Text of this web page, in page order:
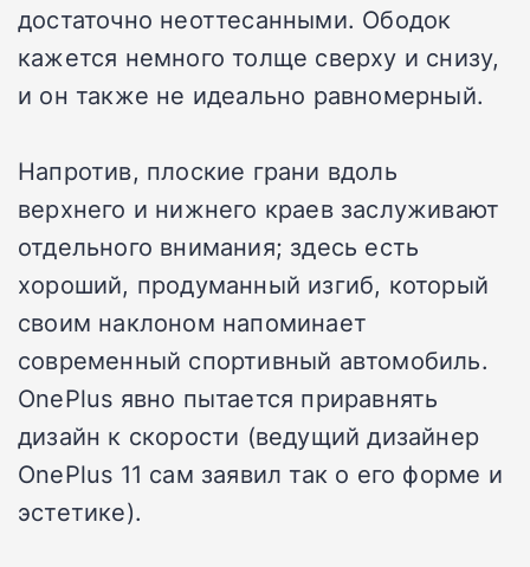
достаточно неоттесанными. Ободок
кажется немного толще сверху и снизу,
и он также не идеально равномерный.
Напротив, плоские грани вдоль
верхнего и нижнего краев заслуживают
отдельного внимания; здесь есть
хороший, продуманный изгиб, который
своим наклоном напоминает
современный спортивный автомобиль.
OnePlus явно пытается приравнять
дизайн к скорости (ведущий дизайнер
OnePlus 11 сам заявил так о его форме и
эстетике).